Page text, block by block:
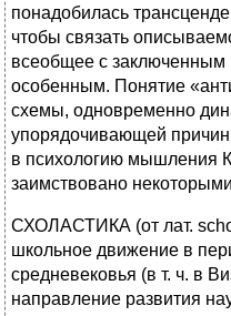
понадобилась
чтобы связать
всеобщее с заключенным
особенным. Понятие
схемы, одновременно
упорядочивающей
в психологию мышления
заимствовано
СХОЛАСТИКА (от лат.
школьное движение в
средневековья (в т. ч. в
направление развития